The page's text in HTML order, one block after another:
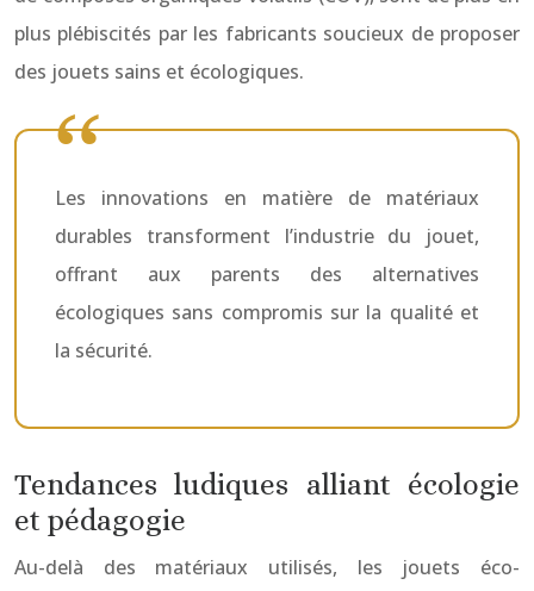
plus plébiscités par les fabricants soucieux de proposer
des jouets sains et écologiques.
Les innovations en matière de matériaux
durables transforment l’industrie du jouet,
offrant aux parents des alternatives
écologiques sans compromis sur la qualité et
la sécurité.
Tendances ludiques alliant écologie
et pédagogie
Au-delà des matériaux utilisés, les jouets éco-